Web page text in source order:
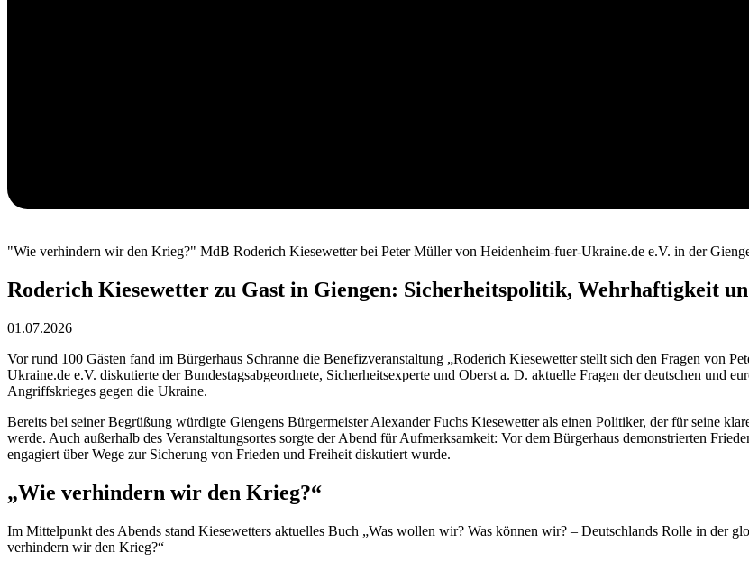
"Wie verhindern wir den Krieg?" MdB Roderich Kiesewetter bei Peter Müller von Heidenheim-fuer-Ukraine.de e.V. in der
Roderich Kiesewetter zu Gast in Giengen: Sicherheitspolitik, Wehrhaftigkeit
01.07.2026
Vor rund 100 Gästen fand im Bürgerhaus Schranne die Benefizveranstaltung „Roderich Kiesewetter stellt sich den Fragen von
Ukraine.de e.V. diskutierte der Bundestagsabgeordnete, Sicherheitsexperte und Oberst a. D. aktuelle Fragen der deutschen und
Angriffskrieges gegen die Ukraine.
Bereits bei seiner Begrüßung würdigte Giengens Bürgermeister Alexander Fuchs Kiesewetter als einen Politiker, der für seine
werde. Auch außerhalb des Veranstaltungsortes sorgte der Abend für Aufmerksamkeit: Vor dem Bürgerhaus demonstrierten
engagiert über Wege zur Sicherung von Frieden und Freiheit diskutiert wurde.
„Wie verhindern wir den Krieg?“
Im Mittelpunkt des Abends stand Kiesewetters aktuelles Buch „Was wollen wir? Was können wir? – Deutschlands Rolle in der
verhindern wir den Krieg?“